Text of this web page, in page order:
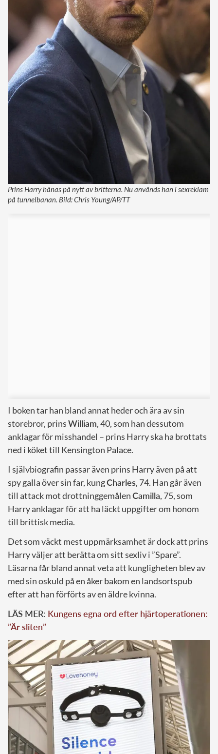
Prins Harry hånas på nytt av britterna. Nu används han i sexreklam
på tunnelbanan. Bild: Chris Young/AP/TT
I boken tar han bland annat heder och ära av sin
storebror, prinsWilliam, 40, som han dessutom
anklagar för misshandel – prins Harry ska ha brottats
ned i köket till Kensington Palace.
I självbiografin passar även prins Harry även på att
spy galla över sin far, kungCharles, 74. Han går även
till attack mot drottninggemålenCamilla, 75, som
Harry anklagar för att ha läckt uppgifter om honom
till brittisk media.
Det som väckt mest uppmärksamhet är dock att prins
Harry väljer att berätta om sitt sexliv i ”Spare”.
Läsarna får bland annat veta att kungligheten blev av
med sin oskuld på en åker bakom en landsortspub
efter att han förförts av en äldre kvinna.
LÄS MER: Kungens egna ord efter hjärtoperationen:
”Är sliten”